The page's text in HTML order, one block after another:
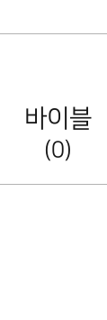
바이블
(0)